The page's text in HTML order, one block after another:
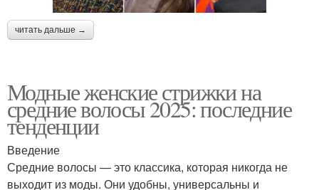
читать дальше →
Модные женские стрижки на
средние волосы 2025: последние
тенденции
Введение
Средние волосы — это классика, которая никогда не
выходит из моды. Они удобны, универсальны и